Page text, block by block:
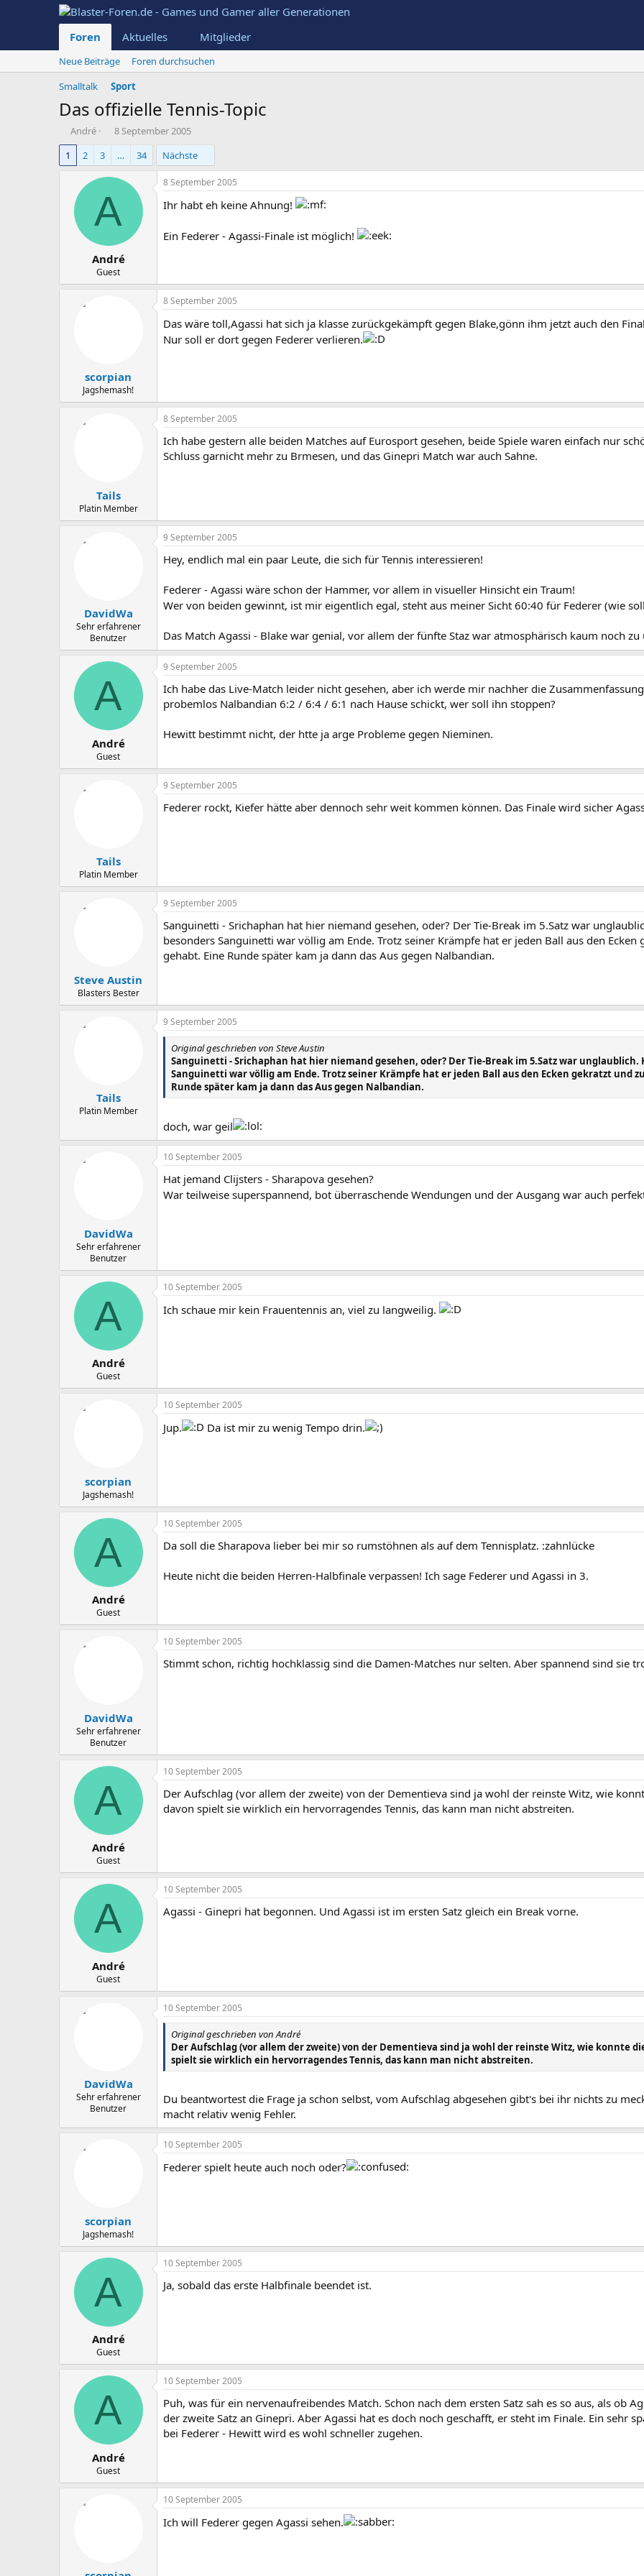
Foren Aktuelles Mitglieder
Neue Beiträge
Foren durchsuchen
Smalltalk
Sport
Das offizielle Tennis-Topic
E
r
t
e
André
E
r
t
e
l
t
m
8 September 2005
1
2 3 … 34 Nächste
A
André
Guest
8 September 2005
Ihr habt eh keine Ahnung!
Ein Federer - Agassi-Finale ist möglich!
scorpian
Jagshemash!
8 September 2005
Das wäre toll,Agassi hat sich ja klasse zurückgekämpft gegen Blake,gönn ihm jetzt auch den
Nur soll er dort gegen Federer verlieren.
Tails
Platin Member
8 September 2005
Ich habe gestern alle beiden Matches auf Eurosport gesehen, beide Spiele waren einfach nur
Schluss garnicht mehr zu Brmesen, und das Ginepri Match war auch Sahne.
DavidWa
Sehr erfahrener
Benutzer
9 September 2005
Hey, endlich mal ein paar Leute, die sich für Tennis interessieren!
Federer - Agassi wäre schon der Hammer, vor allem in visueller Hinsicht ein Traum!
Wer von beiden gewinnt, ist mir eigentlich egal, steht aus meiner Sicht 60:40 für Federer (wie
Das Match Agassi - Blake war genial, vor allem der fünfte Staz war atmosphärisch kaum noch zu
A
André
Guest
9 September 2005
Ich habe das Live-Match leider nicht gesehen, aber ich werde mir nachher die
probemlos Nalbandian 6:2 / 6:4 / 6:1 nach Hause schickt, wer soll ihn stoppen?
Hewitt bestimmt nicht, der htte ja arge Probleme gegen Nieminen.
Tails
Platin Member
9 September 2005
Federer rockt, Kiefer hätte aber dennoch sehr weit kommen können. Das Finale wird sicher
Steve Austin
Blasters Bester
9 September 2005
Sanguinetti - Srichaphan hat hier niemand gesehen, oder? Der Tie-Break im 5.Satz war
besonders Sanguinetti war völlig am Ende. Trotz seiner Krämpfe hat er jeden Ball aus den Ecken
gehabt. Eine Runde später kam ja dann das Aus gegen Nalbandian.
Tails
Platin Member
9 September 2005
Original geschrieben von Steve Austin
Sanguinetti - Srichaphan hat hier niemand gesehen, oder? Der Tie-Break im 5.Satz war
Sanguinetti war völlig am Ende. Trotz seiner Krämpfe hat er jeden Ball aus den Ecken gekratzt und
Runde später kam ja dann das Aus gegen Nalbandian.
doch, war geil
DavidWa
Sehr erfahrener
Benutzer
10 September 2005
Hat jemand Clijsters - Sharapova gesehen?
War teilweise superspannend, bot überraschende Wendungen und der Ausgang war auch
A
André
Guest
10 September 2005
Ich schaue mir kein Frauentennis an, viel zu langweilig.
scorpian
Jagshemash!
10 September 2005
Jup. Da ist mir zu wenig Tempo drin.
A
André
Guest
10 September 2005
Da soll die Sharapova lieber bei mir so rumstöhnen als auf dem Tennisplatz. :zahnlücke
Heute nicht die beiden Herren-Halbfinale verpassen! Ich sage Federer und Agassi in 3.
DavidWa
Sehr erfahrener
Benutzer
10 September 2005
Stimmt schon, richtig hochklassig sind die Damen-Matches nur selten. Aber spannend sind sie
A
André
Guest
10 September 2005
Der Aufschlag (vor allem der zweite) von der Dementieva sind ja wohl der reinste Witz, wie
davon spielt sie wirklich ein hervorragendes Tennis, das kann man nicht abstreiten.
A
André
Guest
10 September 2005
Agassi - Ginepri hat begonnen. Und Agassi ist im ersten Satz gleich ein Break vorne.
DavidWa
Sehr erfahrener
Benutzer
10 September 2005
Original geschrieben von André
Der Aufschlag (vor allem der zweite) von der Dementieva sind ja wohl der reinste Witz, wie konnte
spielt sie wirklich ein hervorragendes Tennis, das kann man nicht abstreiten.
Du beantwortest die Frage ja schon selbst, vom Aufschlag abgesehen gibt's bei ihr nichts zu
macht relativ wenig Fehler.
scorpian
Jagshemash!
10 September 2005
Federer spielt heute auch noch oder?
A
André
Guest
10 September 2005
Ja, sobald das erste Halbfinale beendet ist.
A
André
Guest
10 September 2005
Puh, was für ein nervenaufreibendes Match. Schon nach dem ersten Satz sah es so aus, als ob
der zweite Satz an Ginepri. Aber Agassi hat es doch noch geschafft, er steht im Finale. Ein sehr
bei Federer - Hewitt wird es wohl schneller zugehen.
10 September 2005
Ich will Federer gegen Agassi sehen.